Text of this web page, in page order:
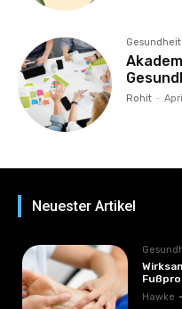
Gesundheit
Rohit -
Neuester Artikel
Hawke -